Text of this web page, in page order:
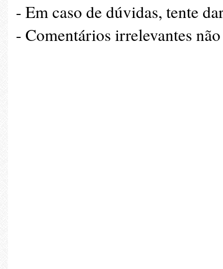
- Em caso de dúvidas, tente
- Comentários irrelevantes